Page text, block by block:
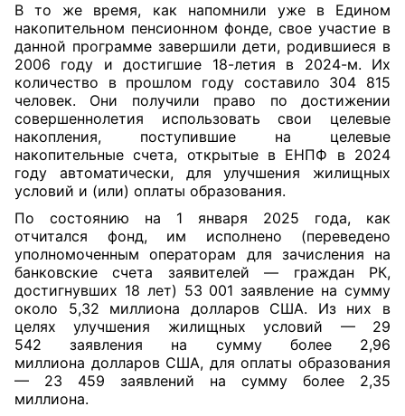
В то же время, как напомнили уже в Едином
накопительном пенсионном фонде, свое участие в
данной программе завершили дети, родившиеся в
2006 году и достигшие 18-летия в 2024-м. Их
количество в прошлом году составило 304 815
человек. Они получили право по достижении
совершеннолетия использовать свои целевые
накопления, поступившие на целевые
накопительные счета, открытые в ЕНПФ в 2024
году автоматически, для улучшения жилищных
условий и (или) оплаты образования.
По состоянию на 1 января 2025 года, как
отчитался фонд, им исполнено (переведено
уполномоченным операторам для зачисления на
банковские счета заявителей — граждан РК,
достигнувших 18 лет) 53 001 заявление на сумму
около 5,32 миллиона долларов США. Из них в
целях улучшения жилищных условий — 29
542 заявления на сумму более 2,96
миллиона долларов США, для оплаты образования
— 23 459 заявлений на сумму более 2,35
миллиона.